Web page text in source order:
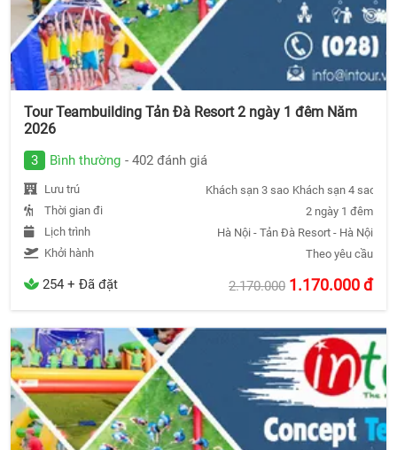
Tour Teambuilding Tản Đà Resort 2 ngày 1 đêm Năm
2026
3 Bình thường - 402 đánh giá
Lưu trú Khách sạn 3 sao Khách sạn 4 sao
Thời gian đi
2 ngày 1 đêm
Lịch trình
Hà Nội - Tản Đà Resort - Hà Nội
Khởi hành
Theo yêu cầu
254 + Đã đặt 2.170.000 1.170.000đ